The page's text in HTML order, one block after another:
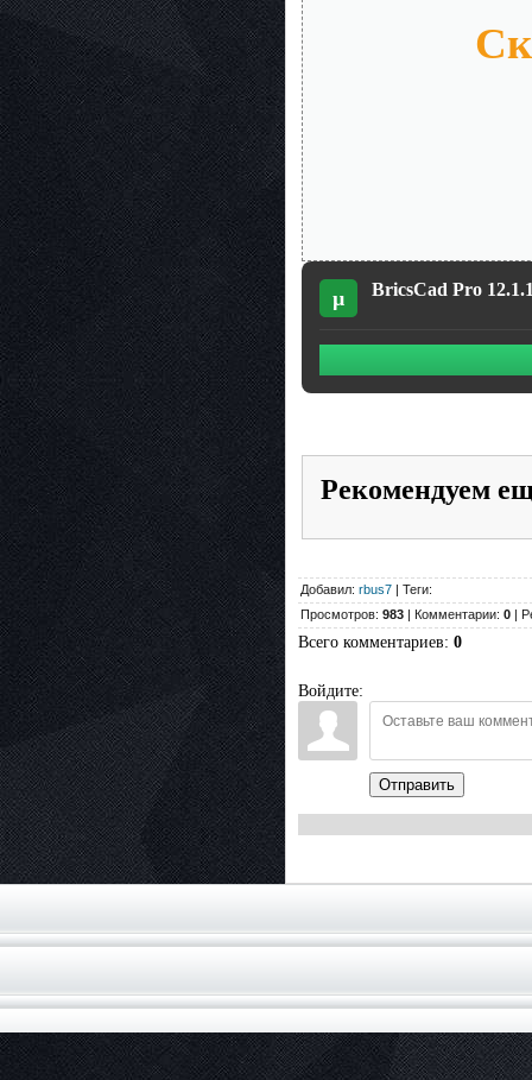
µ BricsCad Pro
Рекомендуем
Добавил: rbus7 | Теги:
Просмотров: 983 | Комментарии: 0 |
Всего комментариев: 0
Войдите:
Отправить